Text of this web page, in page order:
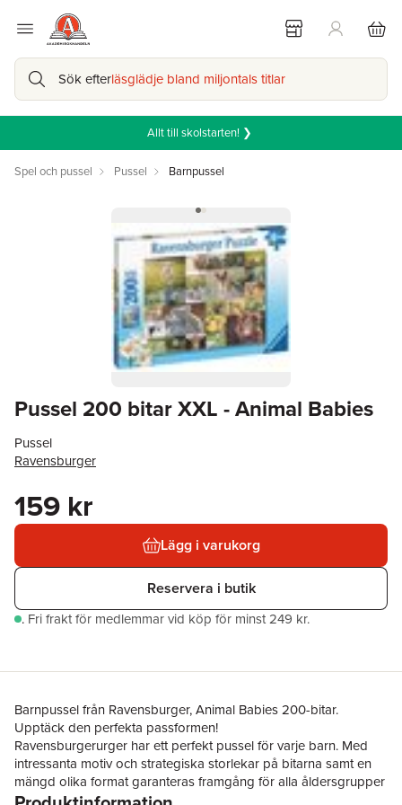
Sök efterläsglädje bland miljontals titlar
Allt till skolstarten! ❯
Spel och pussel Pussel Barnpussel
Pussel 200 bitar XXL - Animal Babies
Pussel
Ravensburger
159 kr
Lägg i varukorg
Reservera i butik
. Fri frakt för medlemmar vid köp för minst 249 kr.
Barnpussel från Ravensburger, Animal Babies 200-bitar.
Upptäck den perfekta passformen!
Ravensburgerurger har ett perfekt pussel för varje barn. Med
intressanta motiv och strategiska storlekar på bitarna samt en
mängd olika format garanteras framgång för alla åldersgrupper
och svårighetsgrader! Ravensburgerurger barnpussel är ett